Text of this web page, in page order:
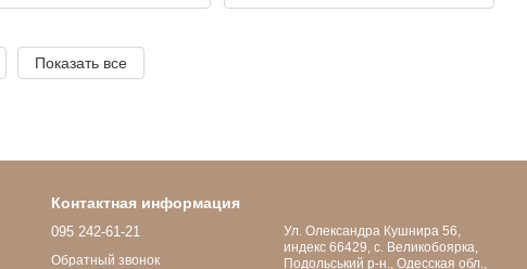
Показать все
Контактная информация
095 242-61-21
Обратный звонок
Ул. Олександра Кушнира 56,
индекс 66429, с. Великобоярка,
Подольський р-н., Одесская обл.,